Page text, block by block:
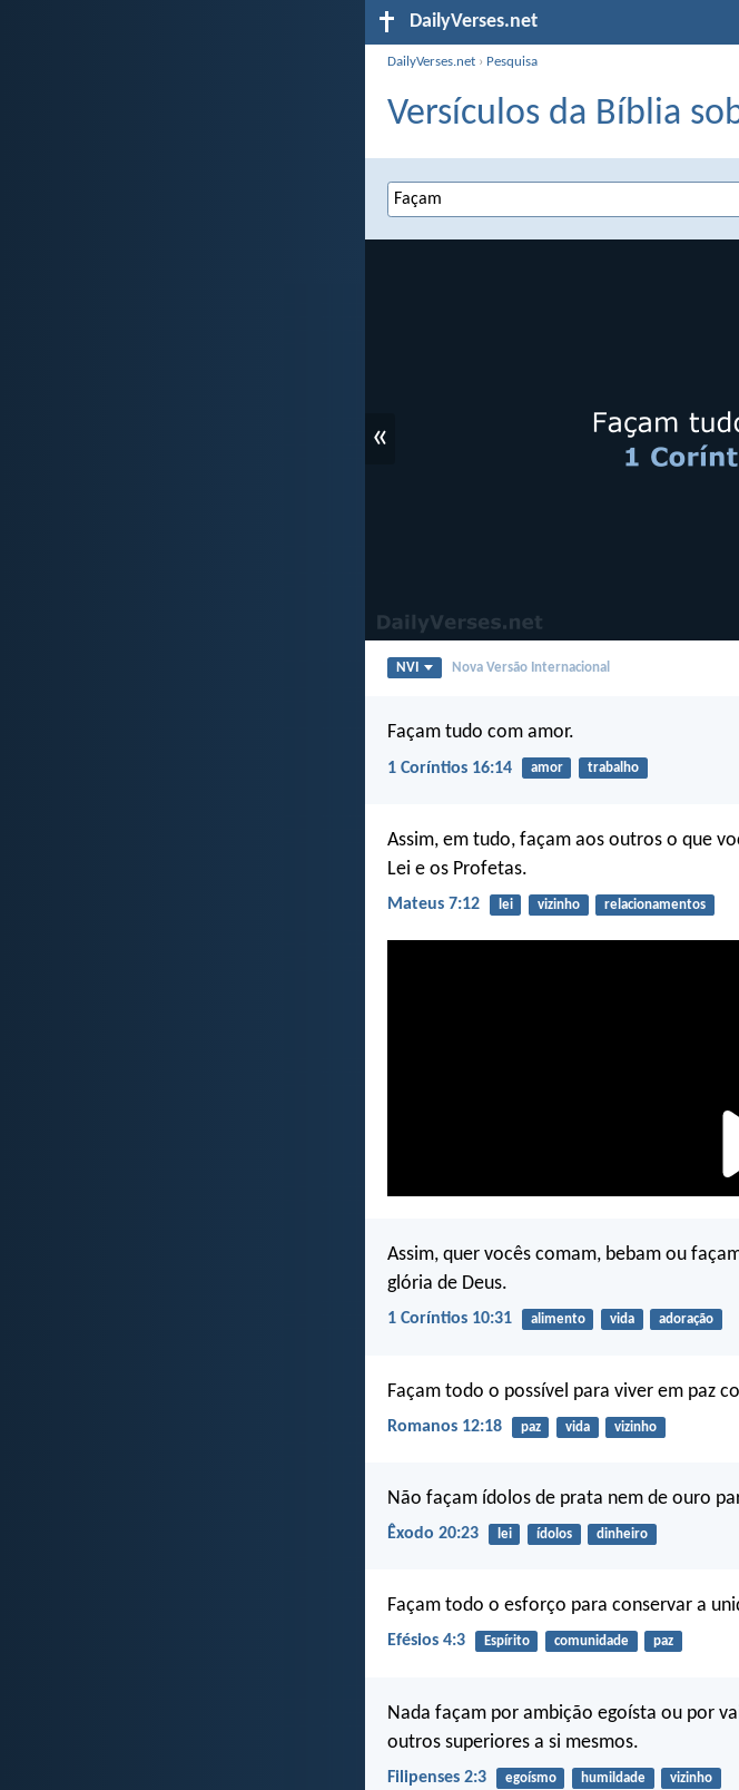
DailyVerses.net
DailyVerses.net › Pesquisa
Versículos da Bíblia
«
NVI Nova Versão Internacional
Façam tudo com amor.
1 Coríntios 16:14 amor trabalho
Assim, em tudo, façam aos outros o que
Lei e os Profetas.
Mateus 7:12 lei vizinho relacionamentos
Assim, quer vocês comam, bebam ou
glória de Deus.
1 Coríntios 10:31 alimento vida adoração
Façam todo o possível para viver em paz
Romanos 12:18 paz vida vizinho
Não façam ídolos de prata nem de ouro
Êxodo 20:23 lei ídolos dinheiro
Façam todo o esforço para conservar a
Efésios 4:3 Espírito comunidade paz
Nada façam por ambição egoísta ou por
outros superiores a si mesmos.
Filipenses 2:3 egoísmo humildade vizinho